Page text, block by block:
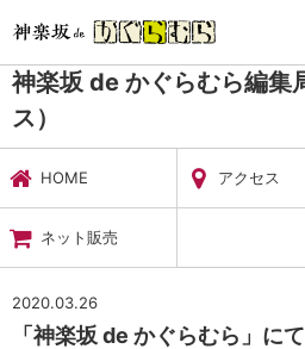
暮らし・娯楽
神楽坂 de かぐ
ニュース
神楽坂 de かぐらむら編集
ス）
HOME アクセス
ネット販売
2020.03.26
「神楽坂 de かぐらむら」に